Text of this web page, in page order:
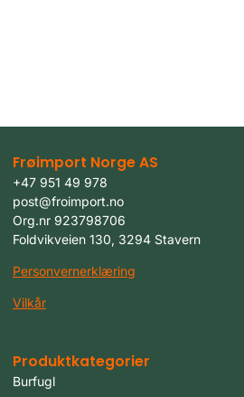
Frøimport Norge AS
+47 951 49 978
post@froimport.no
Org.nr 923798706
Foldvikveien 130, 3294 Stavern
Personvernerklæring
Vilkår
Produktkategorier
Burfugl